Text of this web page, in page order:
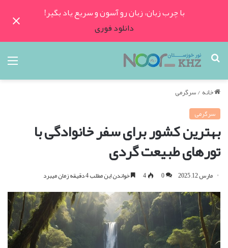
با چرب زبان، زبان رو آسون و سریع یاد بگیر!
دانلود فوری
جستجو
برای
خانه/سرگرمی
سرگرمی
بهترین کشور برای سفر خانوادگی با
تورهای طبیعت گردی
مارس 12, 2025 0
4 خواندن این مطلب 4 دقیقه زمان میبرد